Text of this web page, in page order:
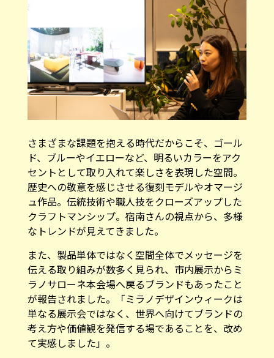
さまざまな課題を抱える時代だからこそ、ゴール
ド、ブルーやイエローなど、明るいカラーをアク
セントとして取り入れて楽しさを表現した空間。
歴史への敬意を感じさせる復刻モデルやオマージ
ュ作品。伝統技術や職人技をクローズアップした
クラフトマンシップ。宿南さんの視点から、多様
なトレンドが見えてきました。
また、製品単体ではなく空間全体でメッセージを
伝える取り組みが数多く見られ、市内展示からミ
ラノサローネ本会場へ戻るブランドもあったこと
が報告されました。「ミラノデザインウィークは
単なる展示会ではなく、世界へ向けてブランドの
考え方や価値観を発信する場であることを、改め
て実感しました」。